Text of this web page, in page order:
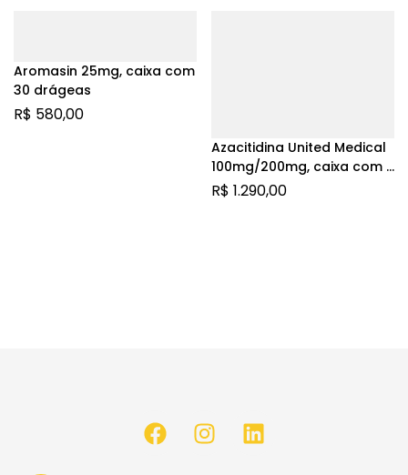
Aromasin 25mg, caixa com
30 drágeas
R$ 580,00
Azacitidina United Medical
100mg/200mg, caixa com 1
frasco-ampola com pó
R$ 1.290,00